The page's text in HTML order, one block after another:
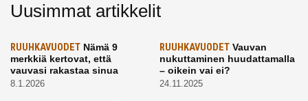
Uusimmat artikkelit
RUUHKAVUODET Nämä 9
merkkiä kertovat, että
vauvasi rakastaa sinua
8.1.2026
RUUHKAVUODETVauvan
nukuttaminen huudattamalla
– oikein vai ei?
24.11.2025